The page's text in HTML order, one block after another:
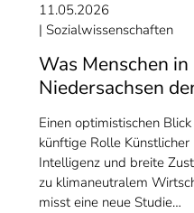
11.05.2026
Sozialwissenschaften
Was Menschen in
Niedersachsen
Einen optimistischen
künftige Rolle Künstlicher
Intelligenz und breite
zu klimaneutralem
misst eine neue Studie…